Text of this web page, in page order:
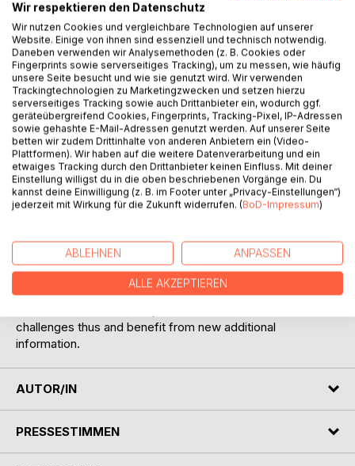
BESCHREIBUNG
They are currently beginning to find, meet and recognize
each other, those people who have planned an energy-
based covenant for this one human incarnation. A very
special challenge, especially if those affected do not
understand what is happening to them as a result of this
meeting. That's why I wrote and published the book
"Energy-based Covenant"a few years ago. A book that is
intended to help energy-based companions to recognize
and understand and thus to go through the admittedly very
strenuous and challenging first years "together" a little
Some of these companion pairs are now ready for human
companionship and so, it's time for another book. This
book is therefore dedicated to pairs of an energy-based
covenant who are about to become a pair of companions
challenges thus and benefit from new additional
information.
AUTOR/IN
PRESSESTIMMEN
Wir respektieren den Datenschutz
Wir nutzen Cookies und vergleichbare Technologien auf unserer
Website. Einige von ihnen sind essenziell und technisch notwendig.
Daneben verwenden wir Analysemethoden (z. B. Cookies oder
Fingerprints sowie serverseitiges Tracking), um zu messen, wie häufig
unsere Seite besucht und wie sie genutzt wird. Wir verwenden
Trackingtechnologien zu Marketingzwecken und setzen hierzu
serverseitiges Tracking sowie auch Drittanbieter ein, wodurch ggf.
geräteübergreifend Cookies, Fingerprints, Tracking-Pixel, IP-Adressen
sowie gehashte E-Mail-Adressen genutzt werden. Auf unserer Seite
betten wir zudem Drittinhalte von anderen Anbietern ein (Video-
Plattformen). Wir haben auf die weitere Datenverarbeitung und ein
etwaiges Tracking durch den Drittanbieter keinen Einfluss. Mit deiner
Einstellung willigst du in die oben beschriebenen Vorgänge ein. Du
kannst deine Einwilligung (z. B. im Footer unter „Privacy-Einstellungen“)
jederzeit mit Wirkung für die Zukunft widerrufen. (BoD-Impressum)
ABLEHNEN ANPASSEN
ALLE AKZEPTIEREN